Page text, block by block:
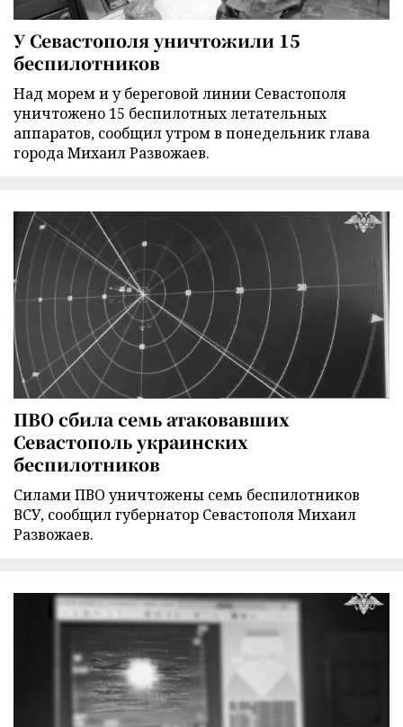
У Севастополя уничтожили 15
беспилотников
Над морем и у береговой линии Севастополя
уничтожено 15 беспилотных летательных
аппаратов, сообщил утром в понедельник глава
города Михаил Развожаев.
ПВО сбила семь атаковавших
Севастополь украинских
беспилотников
Силами ПВО уничтожены семь беспилотников
ВСУ, сообщил губернатор Севастополя Михаил
Развожаев.